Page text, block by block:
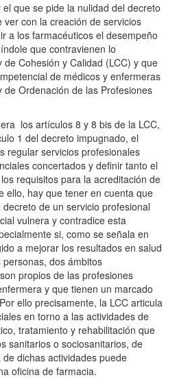
que se pide la nulidad del decreto
ver con la creación de servicios
a los farmacéuticos el desempeño
que contravienen lo
de Cohesión y Calidad (LCC) y que
de médicos y enfermeras
de Ordenación de las Profesiones
los artículos 8 y 8 bis de la LCC,
1 del decreto impugnado, el
regular servicios profesionales
concertados y definir tanto el
requisitos para la acreditación de
ello, hay que tener en cuenta que
de un servicio profesional
vulnera y contradice esta
si, como se señala en
a mejorar los resultados en salud
dos ámbitos
propios de las profesiones
y que tienen un marcado
ello precisamente, la LCC articula
en torno a las actividades de
tratamiento y rehabilitación que
sanitarios o sociosanitarios, de
dichas actividades puede
oficina de farmacia.